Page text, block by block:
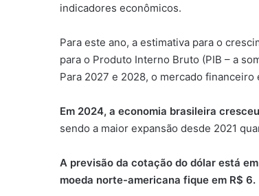
indicadores econômicos.
Para este ano, a estimativa para o
para o Produto Interno Bruto (PIB – a
Para 2027 e 2028, o mercado financeiro
Em 2024, a economia brasileira
sendo a maior expansão desde 2021
A previsão da cotação do dólar está
moeda norte-americana fique em R$ 6.